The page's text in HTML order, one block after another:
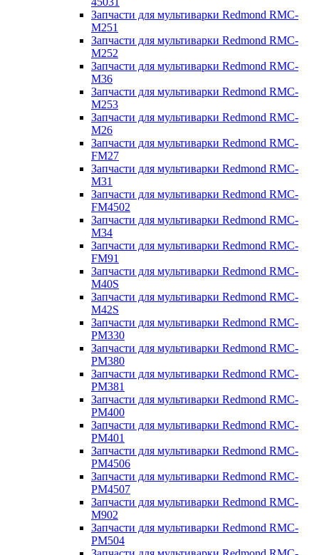
Запчасти для мультиварки Redmond RMC-
M251
Запчасти для мультиварки Redmond RMC-
M252
Запчасти для мультиварки Redmond RMC-
M36
Запчасти для мультиварки Redmond RMC-
M253
Запчасти для мультиварки Redmond RMC-
M26
Запчасти для мультиварки Redmond RMC-
FM27
Запчасти для мультиварки Redmond RMC-
M31
Запчасти для мультиварки Redmond RMC-
FM4502
Запчасти для мультиварки Redmond RMC-
M34
Запчасти для мультиварки Redmond RMC-
FM91
Запчасти для мультиварки Redmond RMC-
M40S
Запчасти для мультиварки Redmond RMC-
M42S
Запчасти для мультиварки Redmond RMC-
PM330
Запчасти для мультиварки Redmond RMC-
PM380
Запчасти для мультиварки Redmond RMC-
PM381
Запчасти для мультиварки Redmond RMC-
PM400
Запчасти для мультиварки Redmond RMC-
PM401
Запчасти для мультиварки Redmond RMC-
PM4506
Запчасти для мультиварки Redmond RMC-
PM4507
Запчасти для мультиварки Redmond RMC-
M902
Запчасти для мультиварки Redmond RMC-
PM504